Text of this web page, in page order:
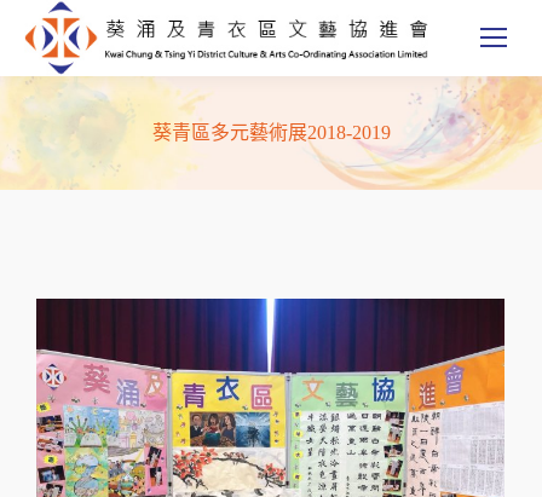
葵青區多元藝術展2018-2019